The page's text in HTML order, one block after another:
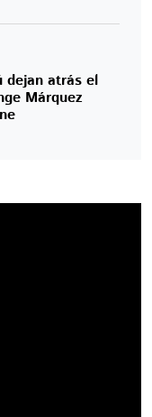
dejan atrás el
Márquez